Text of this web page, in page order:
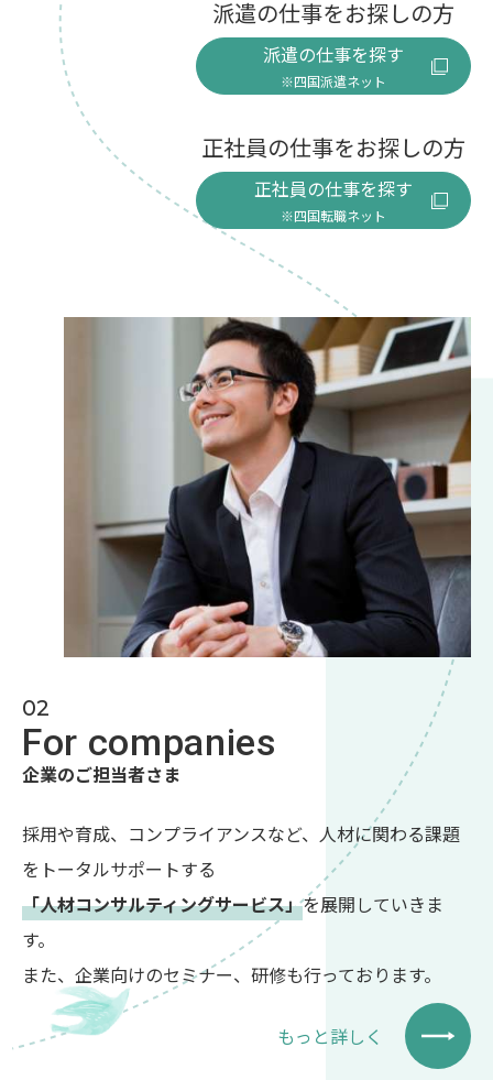
派遣の仕事をお探しの方
派遣の仕事を探す
※四国派遣ネット
正社員の仕事をお探しの方
正社員の仕事を探す
※四国転職ネット
02
For companies
企業のご担当者さま
採用や育成、コンプライアンスなど、人材に関わる課題
をトータルサポートする
「人材コンサルティングサービス」を展開していきま
す。
また、企業向けのセミナー、研修も行っております。
もっと詳しく